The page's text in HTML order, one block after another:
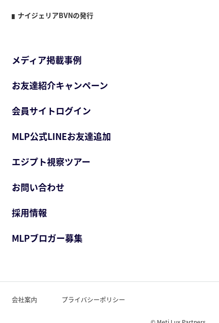
ナイジェリアBVNの発行
メディア掲載事例
お友達紹介キャンペーン
会員サイトログイン
MLP公式LINEお友達追加
エジプト視察ツアー
お問い合わせ
採用情報
MLPブロガー募集
会社案内 プライバシーポリシー